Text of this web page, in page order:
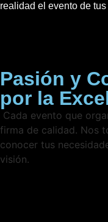
realidad el evento de
Pasión y
por la
Cada evento que
firma de calidad. Nos
conocer tus
visión.